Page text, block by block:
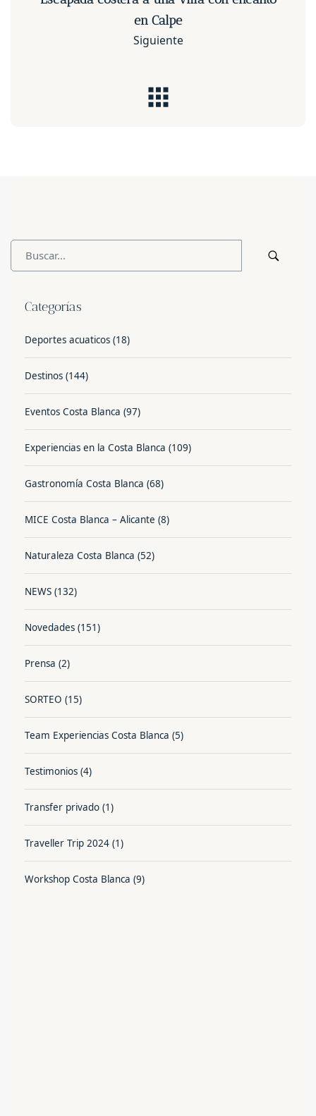
en Calpe
Siguiente
Categorías
Deportes acuaticos (18)
Destinos (144)
Eventos Costa Blanca (97)
Experiencias en la Costa Blanca (109)
Gastronomía Costa Blanca (68)
MICE Costa Blanca – Alicante (8)
Naturaleza Costa Blanca (52)
NEWS (132)
Novedades (151)
Prensa (2)
SORTEO (15)
Team Experiencias Costa Blanca (5)
Testimonios (4)
Transfer privado (1)
Traveller Trip 2024 (1)
Workshop Costa Blanca (9)